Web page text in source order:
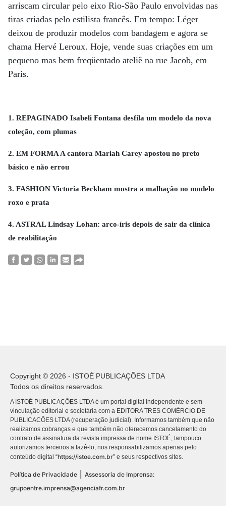
arriscam circular pelo eixo Rio-São Paulo envolvidas nas
tiras criadas pelo estilista francês. Em tempo: Léger
deixou de produzir modelos com bandagem e agora se
chama Hervé Leroux. Hoje, vende suas criações em um
pequeno mas bem freqüentado ateliê na rue Jacob, em
Paris.
1. REPAGINADO Isabeli Fontana desfila um modelo da nova
coleção, com plumas
2. EM FORMA A cantora Mariah Carey apostou no preto
básico e não errou
3. FASHION Victoria Beckham mostra a malhação no modelo
roxo e prata
4. ASTRAL Lindsay Lohan: arco-íris depois de sair da clínica
de reabilitação
Copyright © 2026 - ISTOÉ PUBLICAÇÕES LTDA
Todos os direitos reservados.
A ISTOÉ PUBLICAÇÕES LTDA é um portal digital independente e sem
vinculação editorial e societária com a EDITORA TRES COMÉRCIO DE
PUBLICACÕES LTDA (recuperação judicial). Informamos também que não
realizamos cobranças e que também não oferecemos cancelamento do
contrato de assinatura da revista impressa de nome ISTOÉ, tampouco
autorizamos terceiros a fazê-lo, nos responsabilizamos apenas pelo
conteúdo digital “https://istoe.com.br” e seus respectivos sites.
Política de Privacidade
Assessoria de Imprensa:
grupoentre.imprensa@agenciafr.com.br